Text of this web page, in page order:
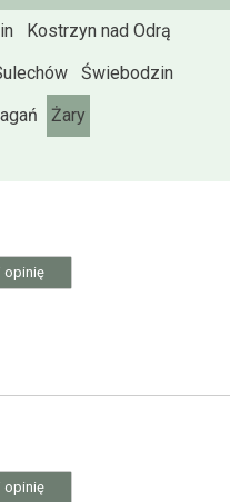
Kostrzyn nad Odrą
Świebodzin
Żary
opinię
opinię